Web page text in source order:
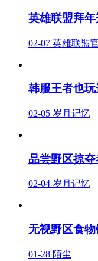
英雄联盟拜
02-07 英雄联盟
韩服王者也
02-05 岁月记忆
品尝野区掠
02-04 岁月记忆
无视野区食
01-28 陌尘